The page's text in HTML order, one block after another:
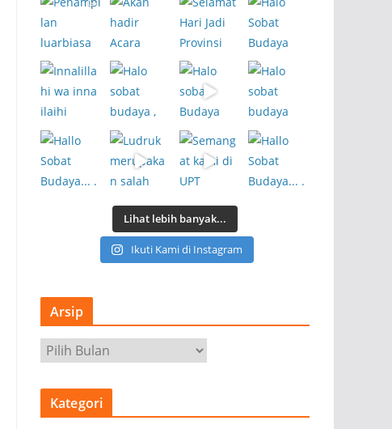
Lihat lebih banyak...
Ikuti Kami di Instagram
Arsip
r
s
Kategori